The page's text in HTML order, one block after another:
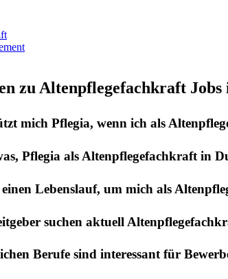
zu Altenpflegefachkraft Jobs
mich Pflegia, wenn ich als
Pflegia als Altenpflegefachkraft in
Lebenslauf, um mich als
suchen aktuell
Berufe sind interessant für